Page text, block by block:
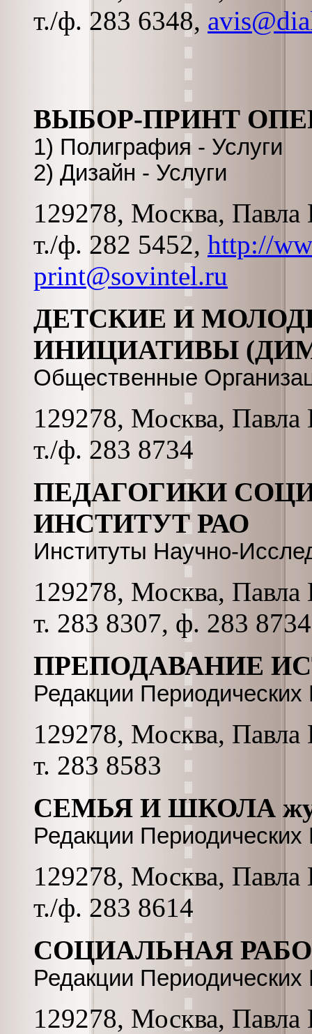
т./ф. 283 6348,
ВЫБОР-ПРИНТ
1) Полиграфия - Услуги
2) Дизайн - Услуги
129278, Москва, Павла
т./ф. 282 5452, http://
print@sovintel.ru
ДЕТСКИЕ И
ИНИЦИАТИВЫ
Общественные
129278, Москва,
т./ф. 283 8734
ПЕДАГОГИКИ
ИНСТИТУТ РАО
Институты Научно-
129278, Москва, Павла
т. 283 8307, ф. 283 8734
ПРЕПОДАВАНИЕ
Редакции Периодических
129278, Москва, Павла
т. 283 8583
СЕМЬЯ И ШКОЛА
Редакции Периодических
129278, Москва, Павла
т./ф. 283 8614
СОЦИАЛЬНАЯ
Редакции Периодических
129278, Москва, Павла